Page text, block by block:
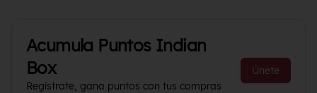
Acumula Puntos Indian
Box
Regístrate, gana puntos con tus compras
Únete